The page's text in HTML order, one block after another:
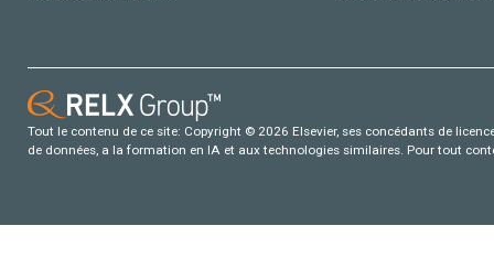
Tout le contenu de ce site: Copyright © 2026 Elsevier, ses concédants de
de données, a la formation en IA et aux technologies similaires. Pour tout